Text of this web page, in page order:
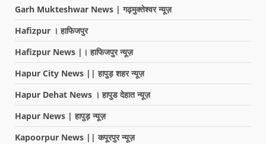
Garh Mukteshwar News | गढ़मुक्तेश्वर न्यूज़
Hafizpur । हाफिजपुर
Hafizpur News |। हाफिजपुर न्यूज़
Hapur City News || हापुड़ शहर न्यूज़
Hapur Dehat News । हापुड देहात न्यूज़
Hapur News | हापुड़ न्यूज़
Kapoorpur News || कपूरपुर न्यूज़